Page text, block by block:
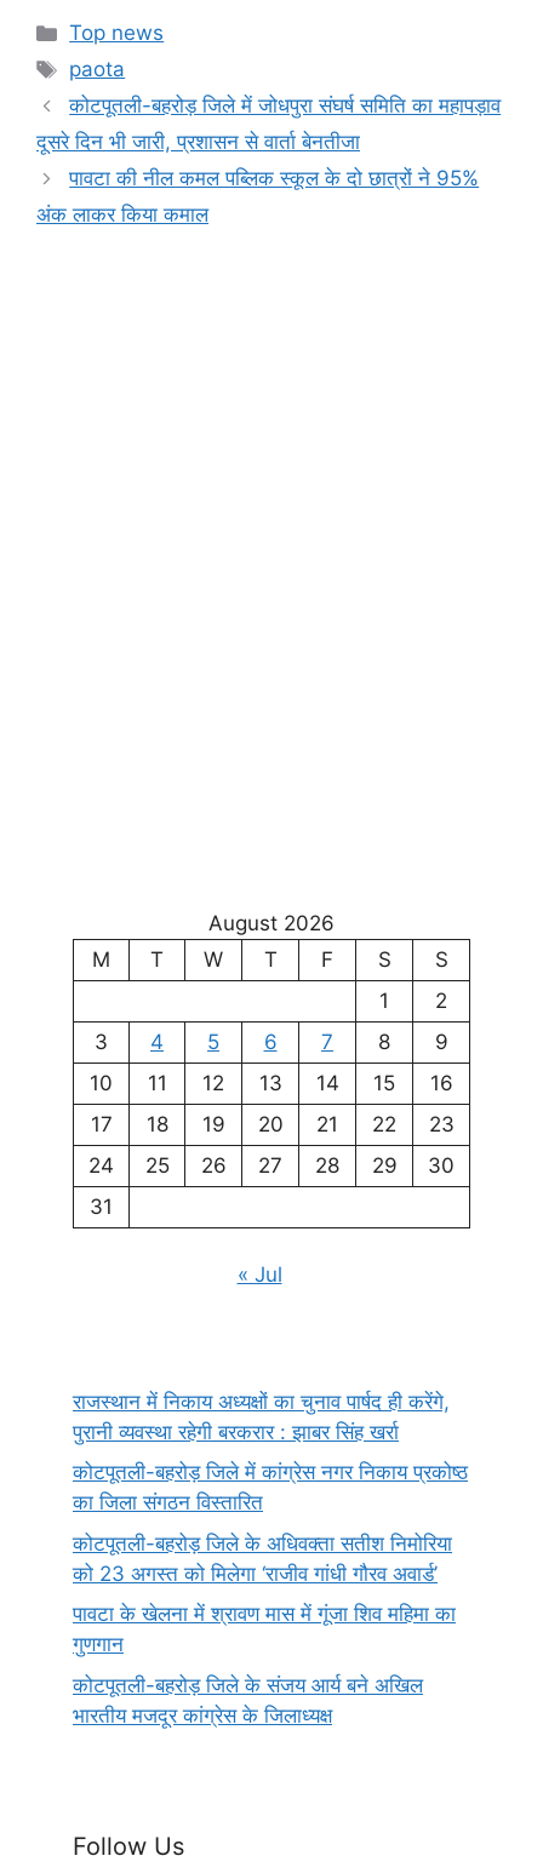
c
e
b
o
o
k
at
A
p
p
e
n
g
a
m
Li
k
Categories
Top news
Tags
paota
कोटपूतली-बहरोड़ जिले में जोधपुरा संघर्ष समिति का महापड़ाव
दूसरे दिन भी जारी, प्रशासन से वार्ता बेनतीजा
पावटा की नील कमल पब्लिक स्कूल के दो छात्रों ने 95%
अंक लाकर किया कमाल
August 2026
M
T W T F S
S
1
2
3
4 5 6 7 8
9
10
11 12 13 14 15
16
17
18 19 20 21 22
23
24
25 26 27 28 29
30
31
« Jul
राजस्थान में निकाय अध्यक्षों का चुनाव पार्षद ही करेंगे,
पुरानी व्यवस्था रहेगी बरकरार : झाबर सिंह खर्रा
कोटपूतली-बहरोड़ जिले में कांग्रेस नगर निकाय प्रकोष्ठ
का जिला संगठन विस्तारित
कोटपूतली-बहरोड़ जिले के अधिवक्ता सतीश निमोरिया
को 23 अगस्त को मिलेगा ‘राजीव गांधी गौरव अवार्ड’
पावटा के खेलना में श्रावण मास में गूंजा शिव महिमा का
गुणगान
कोटपूतली-बहरोड़ जिले के संजय आर्य बने अखिल
भारतीय मजदूर कांग्रेस के जिलाध्यक्ष
Follow Us